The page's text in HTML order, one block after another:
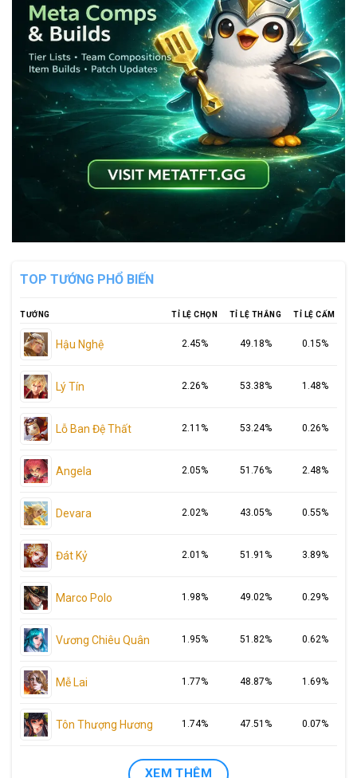
TOP TƯỚNG PHỔ BIẾN
TƯỚNG TỈ LỆ CHỌN TỈ LỆ THẮNG TỈ LỆ CẤM
Hậu Nghệ 2.45% 49.18% 0.15%
Lý Tín 2.26% 53.38% 1.48%
Lỗ Ban Đệ Thất 2.11% 53.24% 0.26%
Angela 2.05% 51.76% 2.48%
Devara 2.02% 43.05% 0.55%
Đát Kỷ 2.01% 51.91% 3.89%
Marco Polo 1.98% 49.02% 0.29%
Vương Chiêu Quân 1.95% 51.82% 0.62%
Mễ Lai 1.77% 48.87% 1.69%
Tôn Thượng Hương 1.74% 47.51% 0.07%
XEM THÊM